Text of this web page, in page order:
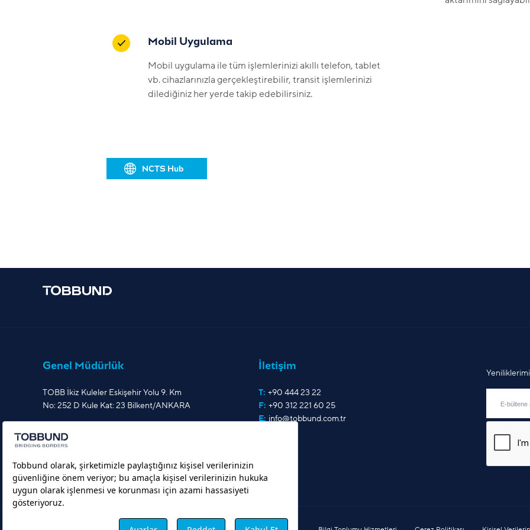
Mobil Uygulama
Mobil uygulama ile tüm işlemlerinizi akıllı telefon, tablet
vb. cihazlarınızla gerçekleştirebilir, transit işlemlerinizi
dilediğiniz her yerde takip edebilirsiniz.
NCTS Hub
Genel Müdürlük
TOBB İkiz Kuleler Eskişehir Yolu 9. Km
No: 252 D Kule Kat: 23 Bilkent/ANKARA
İletişim
T: +90 444 23 22
F: +90 312 221 60 25
E: info@tobbund.com.tr